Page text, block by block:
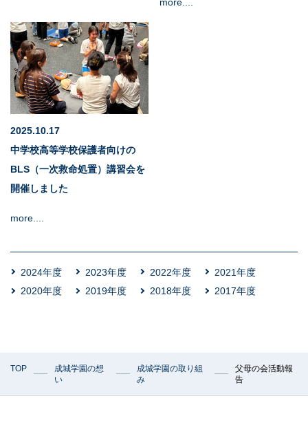
情報セキュリティ方針
サイトポリシー
2025.10.17
中学校高等学校保護者向けの
BLS（一次救命処置）講習会を
開催しました
more....
2024年度 2023年度 2022年度
2021年度
2020年度
2019年度 2018年度 2017年度
TOP
成城学園の想
い
成城学園の取り組
み
父母の会活動報
告